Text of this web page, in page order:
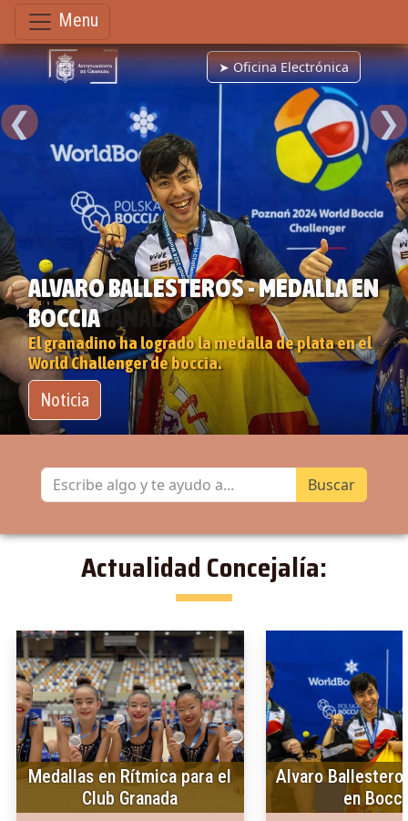
Menu
➤ Oficina Electrónica
ALVARO BALLESTEROS - MEDALLA EN
BOCCIA
El granadino ha logrado la medalla de plata en el
World Challenger de boccia.
Noticia
❮ ❯
Actualidad Concejalía:
Medallas en Rítmica para el
Club Granada
Alvaro
en